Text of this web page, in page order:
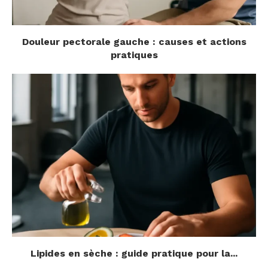
Douleur pectorale gauche : causes et actions
pratiques
Lipides en sèche : guide pratique pour la...